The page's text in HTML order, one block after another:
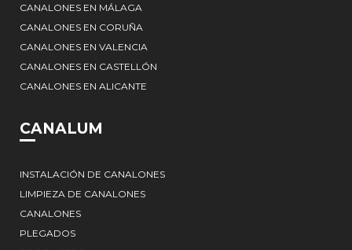
CANALONES EN MÁLAGA
CANALONES EN CORUÑA
CANALONES EN VALENCIA
CANALONES EN CASTELLÓN
CANALONES EN ALICANTE
CANALUM
INSTALACIÓN DE CANALONES
LIMPIEZA DE CANALONES
CANALONES
PLEGADOS